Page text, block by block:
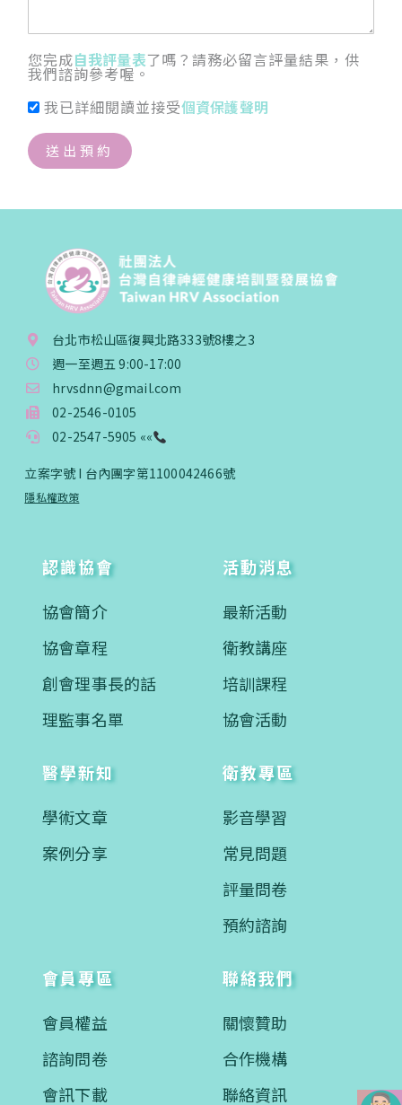
您完成自我評量表了嗎？請務必留言評量結果，供
我們諮詢參考喔。
我已詳細閱讀並接受個資保護聲明
送出預約
台北市松山區復興北路333號8樓之3
週一至週五 9:00-17:00
hrvsdnn@gmail.com
02-2546-0105
02-2547-5905 ««
立案字號 I 台內團字第1100042466號
隱私權政策
認識協會
協會簡介
協會章程
創會理事長的話
理監事名單
活動消息
最新活動
衛教講座
培訓課程
協會活動
醫學新知
學術文章
案例分享
衛教專區
影音學習
常見問題
評量問卷
預約諮詢
會員專區
會員權益
諮詢問卷
會訊下載
聯絡我們
關懷贊助
合作機構
聯絡資訊